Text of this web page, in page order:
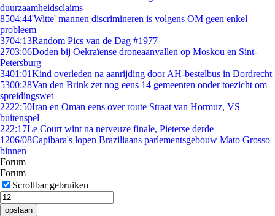
duurzaamheidsclaims
8504:44'Witte' mannen discrimineren is volgens OM geen enkel
probleem
3704:13Random Pics van de Dag #1977
2703:06Doden bij Oekraïense droneaanvallen op Moskou en Sint-
Petersburg
3401:01Kind overleden na aanrijding door AH-bestelbus in Dordrecht
5300:28Van den Brink zet nog eens 14 gemeenten onder toezicht om
spreidingswet
2222:50Iran en Oman eens over route Straat van Hormuz, VS
buitenspel
222:17Le Court wint na nerveuze finale, Pieterse derde
1206/08Capibara's lopen Braziliaans parlementsgebouw Mato Grosso
binnen
Forum
Forum
Scrollbar gebruiken
opslaan